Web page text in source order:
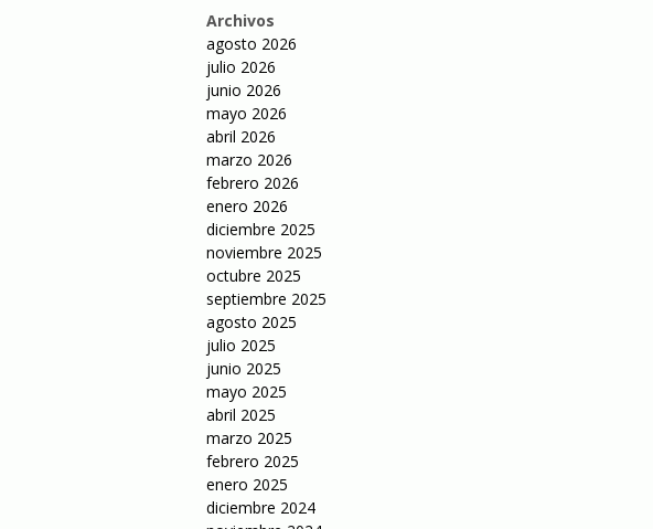
Archivos
agosto 2026
julio 2026
junio 2026
mayo 2026
abril 2026
marzo 2026
febrero 2026
enero 2026
diciembre 2025
noviembre 2025
octubre 2025
septiembre 2025
agosto 2025
julio 2025
junio 2025
mayo 2025
abril 2025
marzo 2025
febrero 2025
enero 2025
diciembre 2024